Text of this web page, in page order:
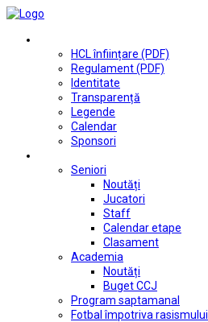
HCL înființare (PDF)
Regulament (PDF)
Identitate
Transparență
Legende
Calendar
Sponsori
Seniori
Noutăți
Jucatori
Staff
Calendar etape
Clasament
Academia
Noutăți
Buget CCJ
Program saptamanal
Fotbal împotriva rasismului